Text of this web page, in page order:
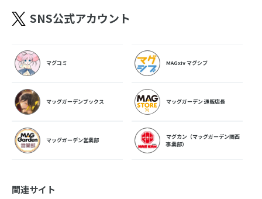
SNS公式アカウント
マグコミ MAGxiv マグシブ
マッグガーデンブックス マッグガーデン 通販店長
マッグガーデン営業部
マグカン（マッグガーデン関西
事業部）
関連サイト